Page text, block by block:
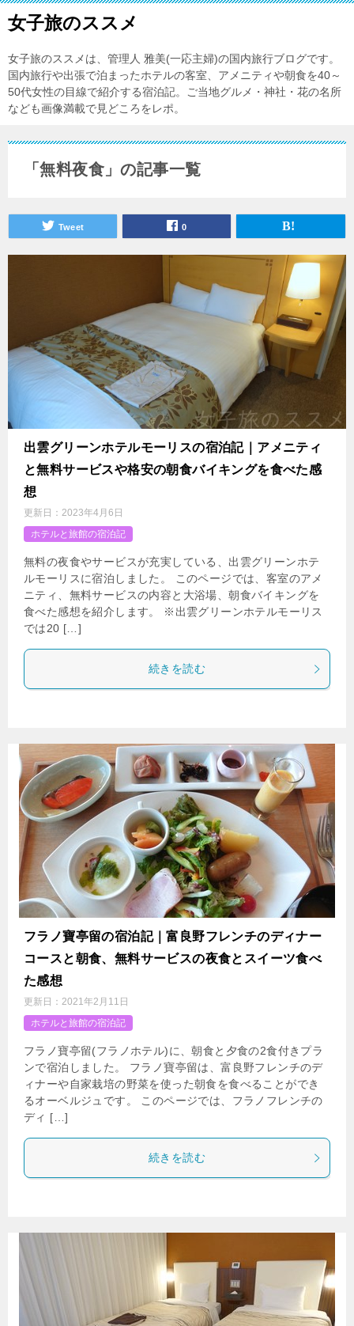
女子旅のススメ
女子旅のススメは、管理人 雅美(一応主婦)の国内旅行ブログです。
国内旅行や出張で泊まったホテルの客室、アメニティや朝食を40～
50代女性の目線で紹介する宿泊記。ご当地グルメ・神社・花の名所
なども画像満載で見どころをレポ。
「無料夜食」の記事一覧
Tweet 0
出雲グリーンホテルモーリスの宿泊記｜アメニティ
と無料サービスや格安の朝食バイキングを食べた感
想
更新日： 2023年4月6日
ホテルと旅館の宿泊記
無料の夜食やサービスが充実している、出雲グリーンホテ
ルモーリスに宿泊しました。 このページでは、客室のアメ
ニティ、無料サービスの内容と大浴場、朝食バイキングを
食べた感想を紹介します。 ※出雲グリーンホテルモーリス
では20 […]
続きを読む
フラノ寶亭留の宿泊記｜富良野フレンチのディナー
コースと朝食、無料サービスの夜食とスイーツ食べ
た感想
更新日： 2021年2月11日
ホテルと旅館の宿泊記
フラノ寶亭留(フラノホテル)に、朝食と夕食の2食付きプラ
ンで宿泊しました。 フラノ寶亭留は、富良野フレンチのデ
ィナーや自家栽培の野菜を使った朝食を食べることができ
るオーベルジュです。 このページでは、フラノフレンチの
ディ […]
続きを読む